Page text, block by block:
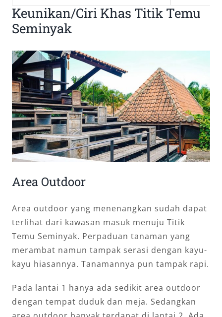
Keunikan/Ciri Khas Titik Temu
Seminyak
Area Outdoor
Area outdoor yang menenangkan sudah dapat
terlihat dari kawasan masuk menuju Titik
Temu Seminyak. Perpaduan tanaman yang
merambat namun tampak serasi dengan kayu-
kayu hiasannya. Tanamannya pun tampak rapi.
Pada lantai 1 hanya ada sedikit area outdoor
dengan tempat duduk dan meja. Sedangkan